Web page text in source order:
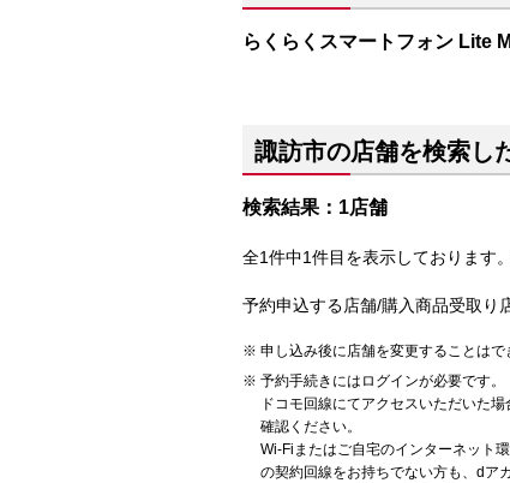
らくらくスマートフォン Lite
諏訪市の店舗を検索し
検索結果：1店舗
全1件中1件目を表示しております
予約申込する店舗/購入商品受取り
申し込み後に店舗を変更することはで
予約手続きにはログインが必要です。
ドコモ回線にてアクセスいただいた
確認ください。
Wi-Fiまたはご自宅のインターネット
の契約回線をお持ちでない方も、dア